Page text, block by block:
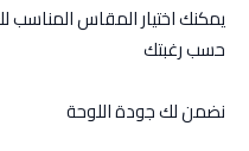
يمكنك اختيار المقاس
حسب رغبتك
نضمن لك جودة اللوحة